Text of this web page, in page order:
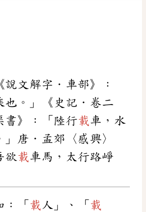
說文解字．車部》：
也。」《史記．卷二
書》：「陸行載車，水
」唐．孟郊〈感興〉
欲載車馬，太行路崢
：「 載人」、「 載